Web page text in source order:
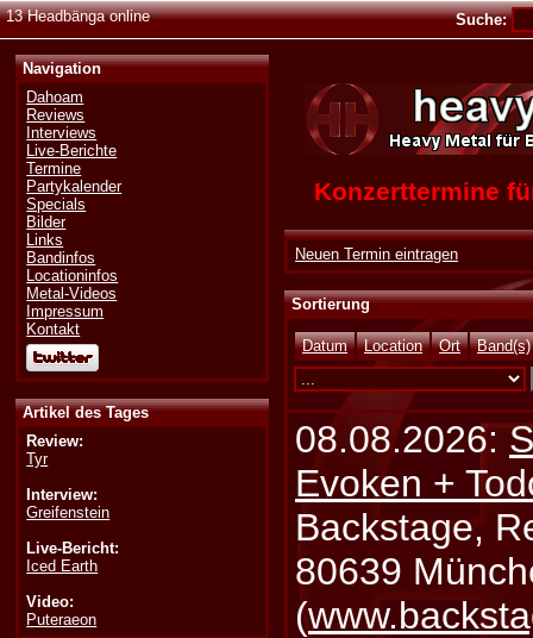
13 Headbänga online Suche:
Navigation
Dahoam
Reviews
Interviews
Live-Berichte
Termine
Partykalender
Specials
Bilder
Links
Bandinfos
Locationinfos
Metal-Videos
Impressum
Kontakt
Artikel des Tages
Review:
Tyr
Interview:
Greifenstein
Live-Bericht:
Iced Earth
Video:
Puteraeon
Konzerttermine
Neuen Termin eintragen
Sortierung
Datum Location Ort Band(s)
08.08.2026:
Evoken +
Backstage,
80639
(